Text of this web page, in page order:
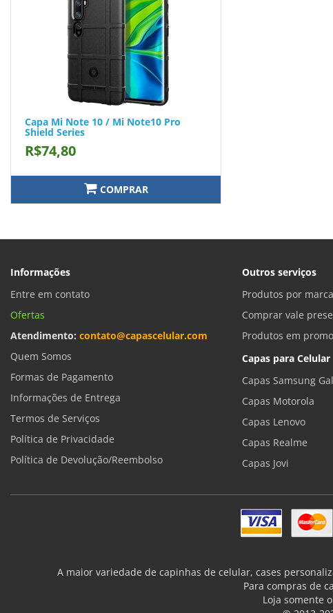
Capa Mi Note 10 / Mi Note10 Pro
Shield Series
R$74,80
COMPRAR
Informações
Entre em contato
Ofertas
Atendimento: contato@capascelular.com
Quem Somos
Formas de Pagamento
Informações de Entrega
Termos de Serviços
Política de Privacidade
Política de Devolução/Reembolso
Outros serviços
Produtos por marca
Comprar vale
Produtos em
Capas para Celular
Capas Samsung
Capas Motorola
Capas Lenovo
Capas Realme
Capas Jovi
A maior variedade de capinhas de celular, cases
Para compras de
Loja somente